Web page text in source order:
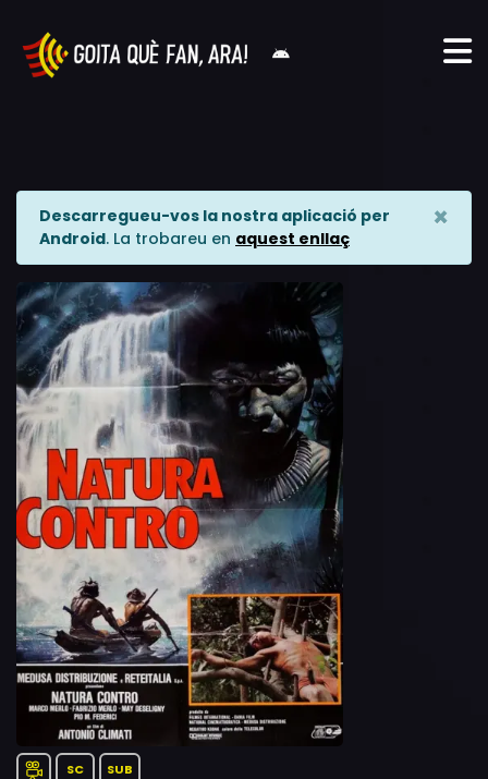
Descarregueu-vos la nostra aplicació per
Android. La trobareu en aquest enllaç
×
SC SUB